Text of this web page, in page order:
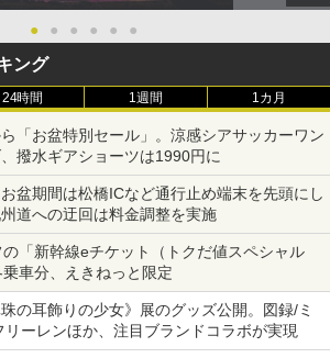
● ● ● ● ● ●
ング
24時間 1週間 1カ月
「お盆特別セール」。涼感シアサッカーワン
撥水ギアショーツは1990円に
盆期間は松橋ICなど通行止め端末を先頭にし
道への迂回は料金調整を実施
「新幹線eチケット（トクだ値スペシャル
車分、えきねっと限定
の耳飾りの少女》展のグッズ公開。図録/ミ
リーレンほか、注目ブランドコラボが実現